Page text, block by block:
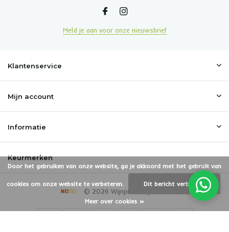
Meld je aan voor onze nieuwsbrief
Klantenservice
Mijn account
Informatie
Keurmerken
© 2026 Wijnproeverijbox.nl
Door het gebruiken van onze website, ga je akkoord met het gebruik van
cookies om onze website te verbeteren. Dit bericht verbergen
Meer over cookies »